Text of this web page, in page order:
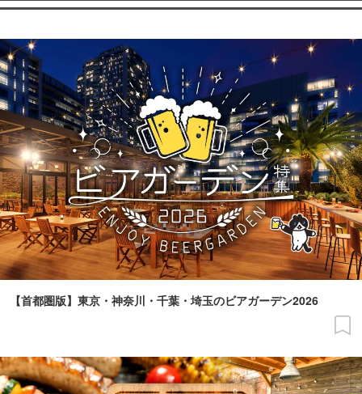
【首都圏版】東京・神奈川・千葉・埼玉のビアガーデン2026